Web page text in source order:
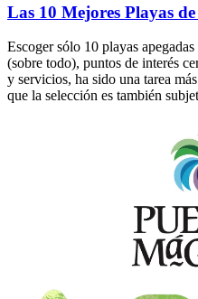
Las 10 Mejores Playas
Escoger sólo 10 playas
(sobre todo), puntos de interés
y servicios, ha sido una tarea
que la selección es también